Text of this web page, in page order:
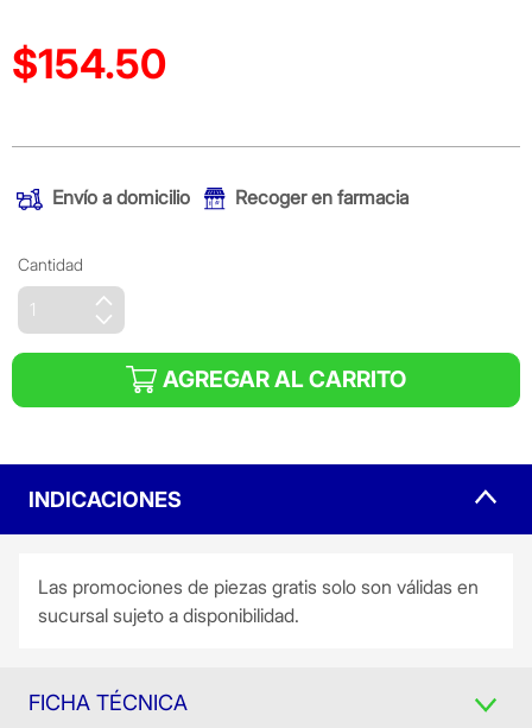
Precio reducido de
$154.50
Envío a domicilio Recoger en farmacia
Cantidad
AGREGAR AL CARRITO
INDICACIONES
Las promociones de piezas gratis solo son válidas en
sucursal sujeto a disponibilidad.
FICHA TÉCNICA